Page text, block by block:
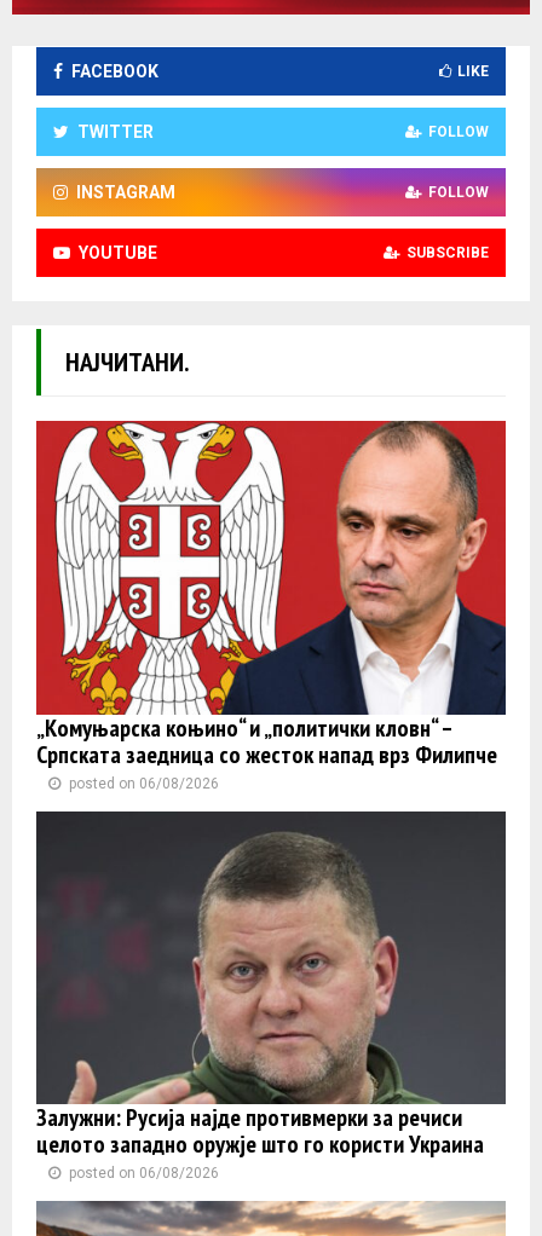
FACEBOOK LIKE
TWITTER FOLLOW
INSTAGRAM FOLLOW
YOUTUBE SUBSCRIBE
НАЈЧИТАНИ.
„Комуњарска коњино“ и „политички кловн“ –
Српската заедница со жесток напад врз Филипче
posted on 06/08/2026
Залужни: Русија најде противмерки за речиси
целото западно оружје што го користи Украина
posted on 06/08/2026